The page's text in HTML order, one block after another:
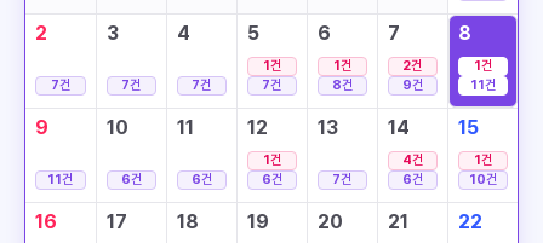
2
7건
3
7건
4
7건
5
1건
7건
6
1건
8건
7
2건
9건
8
1건
11건
9
11건
10
6건
11
6건
12
1건
6건
13
7건
14
4건
6건
15
1건
10건
16 17 18 19 20 21 22